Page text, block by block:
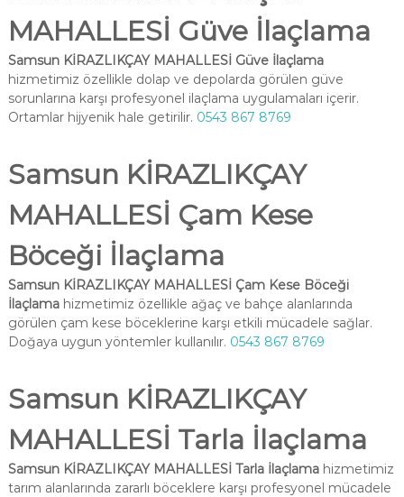
MAHALLESİ Güve İlaçlama
Samsun KİRAZLIKÇAY MAHALLESİ Güve İlaçlama
hizmetimiz özellikle dolap ve depolarda görülen güve
sorunlarına karşı profesyonel ilaçlama uygulamaları içerir.
Ortamlar hijyenik hale getirilir. 0543 867 8769
Samsun KİRAZLIKÇAY
MAHALLESİ Çam Kese
Böceği İlaçlama
Samsun KİRAZLIKÇAY MAHALLESİ Çam Kese Böceği
İlaçlamahizmetimiz özellikle ağaç ve bahçe alanlarında
görülen çam kese böceklerine karşı etkili mücadele sağlar.
Doğaya uygun yöntemler kullanılır. 0543 867 8769
Samsun KİRAZLIKÇAY
MAHALLESİ Tarla İlaçlama
Samsun KİRAZLIKÇAY MAHALLESİ Tarla İlaçlamahizmetimiz
tarım alanlarında zararlı böceklere karşı profesyonel mücadele